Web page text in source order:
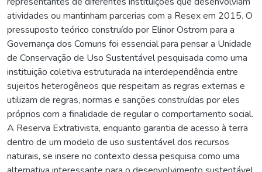
atividades ou mantinham parcerias com a Resex em 2015. O
pressuposto teórico construído por Elinor Ostrom para a
Governança dos Comuns foi essencial para pensar a Unidade
de Conservação de Uso Sustentável pesquisada como uma
instituição coletiva estruturada na interdependência entre
sujeitos heterogêneos que respeitam as regras externas e
utilizam de regras, normas e sanções construídas por eles
próprios com a finalidade de regular o comportamento social.
A Reserva Extrativista, enquanto garantia de acesso à terra
dentro de um modelo de uso sustentável dos recursos
naturais, se insere no contexto dessa pesquisa como uma